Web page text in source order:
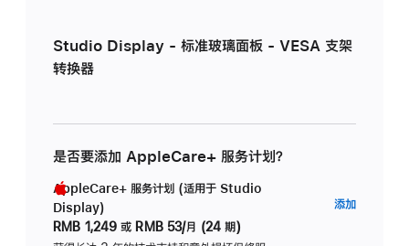
Studio Display - 标准玻璃面板 - VESA 支架
转换器
是否要添加 AppleCare+ 服务计划？
AppleCare+ 服务计划 (适用于 Studio
Display)
RMB 1,249 或 RMB 53/月 (24 期)
添加